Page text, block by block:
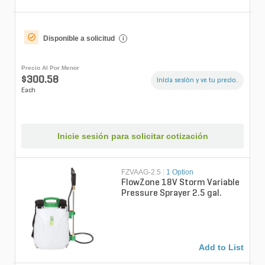
Disponible a solicitud i
Precio Al Por Menor
$300.58
Each
Inicia sesión y ve tu precio.
Inicie sesión para solicitar cotización
FZVAAG-2.5 | 1 Option
FlowZone 18V Storm Variable
Pressure Sprayer 2.5 gal.
Add to List